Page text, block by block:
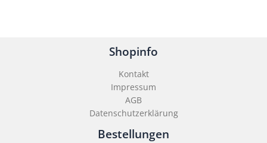
Shopinfo
Kontakt
Impressum
AGB
Datenschutzerklärung
Bestellungen